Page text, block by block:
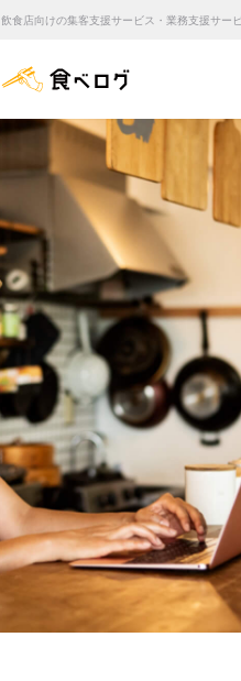
飲食店向けの集客支援サービス・業務支援サー